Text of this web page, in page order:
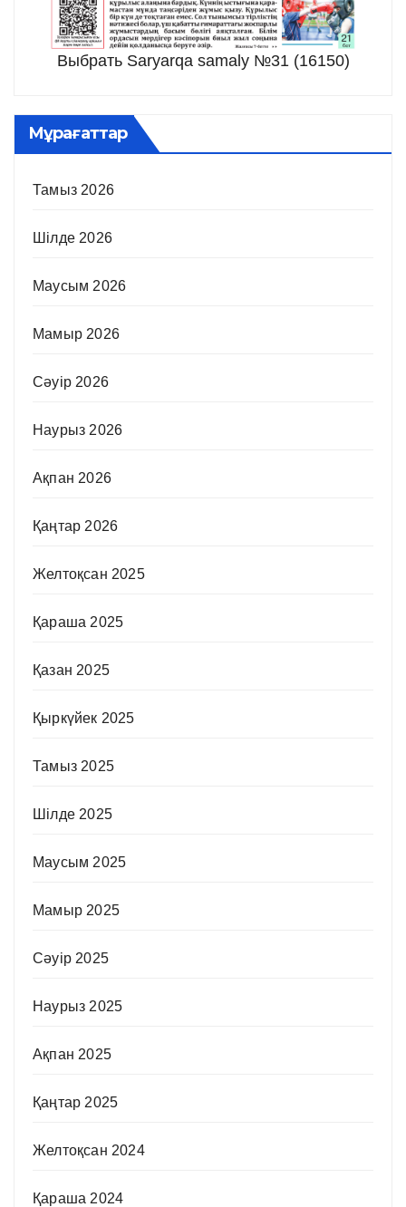
Выбрать Saryarqa samaly №31 (16150)
Мұрағаттар
Тамыз 2026
Шілде 2026
Маусым 2026
Мамыр 2026
Сәуір 2026
Наурыз 2026
Ақпан 2026
Қаңтар 2026
Желтоқсан 2025
Қараша 2025
Қазан 2025
Қыркүйек 2025
Тамыз 2025
Шілде 2025
Маусым 2025
Мамыр 2025
Сәуір 2025
Наурыз 2025
Ақпан 2025
Қаңтар 2025
Желтоқсан 2024
Қараша 2024